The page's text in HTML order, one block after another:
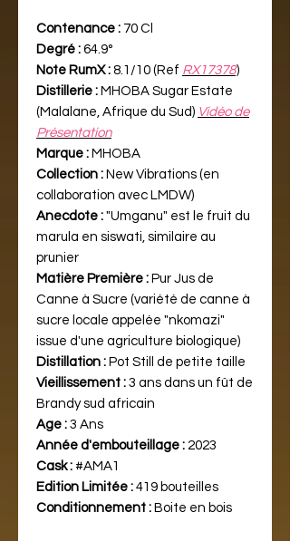
Contenance : 70 Cl
Degré : 64.9°
Note RumX : 8.1/10 (Ref RX17378)
Distillerie : MHOBA Sugar Estate
(Malalane, Afrique du Sud) Vidéo de
Présentation
Marque : MHOBA
Collection : New Vibrations (en
collaboration avec LMDW)
Anecdote : "Umganu" est le fruit du
marula en siswati, similaire au
prunier
Matière Première : Pur Jus de
Canne à Sucre (variété de canne à
sucre locale appelée "nkomazi"
issue d'une agriculture biologique)
Distillation : Pot Still de petite taille
Vieillissement : 3 ans dans un fût de
Brandy sud africain
Age : 3 Ans
Année d'embouteillage : 2023
Cask : #AMA1
Edition Limitée : 419 bouteilles
Conditionnement : Boite en bois